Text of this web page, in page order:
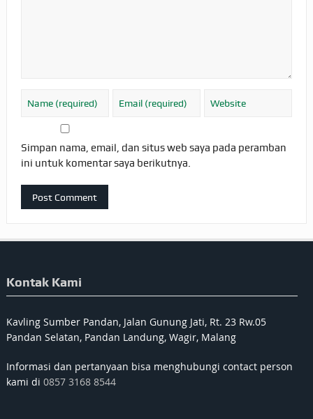
Simpan nama, email, dan situs web saya pada peramban
ini untuk komentar saya berikutnya.
Kontak Kami
Kavling Sumber Pandan, Jalan Gunung Jati, Rt. 23 Rw.05
Pandan Selatan, Pandan Landung, Wagir, Malang
Informasi dan pertanyaan bisa menghubungi contact person
kami di 0857 3168 8544